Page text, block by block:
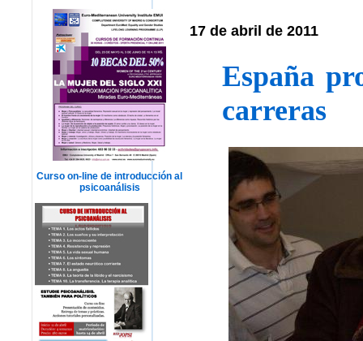
Curso on-line de introducción al
psicoanálisis
17 de abril de 2011
España
carreras